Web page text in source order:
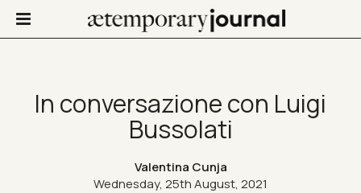
Not Only Design
Art in life
In conversazione con Luigi
Bussolati
Valentina Cunja
Wednesday, 25th August, 2021